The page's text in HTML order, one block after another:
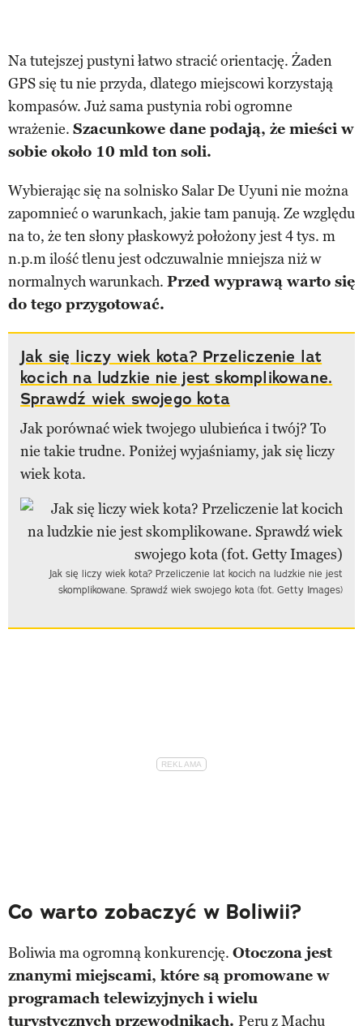
Na tutejszej pustyni łatwo stracić orientację. Żaden
GPS się tu nie przyda, dlatego miejscowi korzystają
kompasów. Już sama pustynia robi ogromne
wrażenie. Szacunkowe dane podają, że mieści w
sobie około 10 mld ton soli.
Wybierając się na solnisko Salar De Uyuni nie można
zapomnieć o warunkach, jakie tam panują. Ze względu
na to, że ten słony płaskowyż położony jest 4 tys. m
n.p.m ilość tlenu jest odczuwalnie mniejsza niż w
normalnych warunkach. Przed wyprawą warto się
do tego przygotować.
Jak się liczy wiek kota? Przeliczenie lat
kocich na ludzkie nie jest skomplikowane.
Sprawdź wiek swojego kota
Jak porównać wiek twojego ulubieńca i twój? To
nie takie trudne. Poniżej wyjaśniamy, jak się liczy
wiek kota.
Jak się liczy wiek kota? Przeliczenie lat kocich na ludzkie nie jest
skomplikowane. Sprawdź wiek swojego kota (fot. Getty Images)
Co warto zobaczyć w Boliwii?
Boliwia ma ogromną konkurencję. Otoczona jest
znanymi miejscami, które są promowane w
programach telewizyjnych i wielu
turystycznych przewodnikach. Peru zMachu